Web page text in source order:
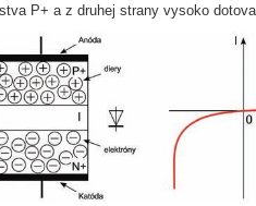
P+ a z druhej strany vysoko